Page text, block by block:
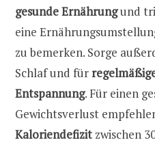
gesunde Ernährungund
eine
zu bemerken. Sorge
Schlaf und für
Entspannung. Für einen
Gewichtsverlust
Kaloriendefizitzwischen